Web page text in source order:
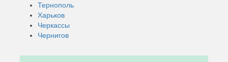
Тернополь
Харьков
Черкассы
Чернигов